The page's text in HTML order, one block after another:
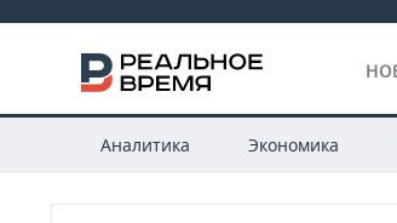
Аналитика Экономика